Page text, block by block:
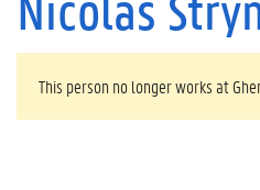
WAARSCHUWINGSBERICHT
This person no longer works at